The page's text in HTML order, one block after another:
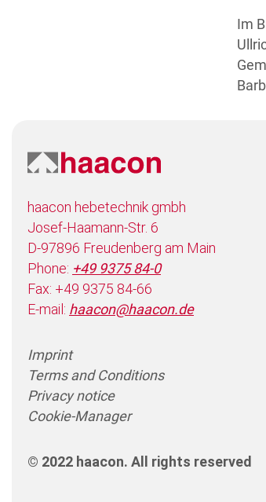
Im
haacon hebetechnik gmbh
Josef-Haamann-Str. 6
D-97896 Freudenberg am Main
Phone: +49 9375 84-0
Fax: +49 9375 84-66
E-mail: haacon@haacon.de
© 2022 haacon. All rights reserved
Imprint
Terms and Conditions
Privacy notice
Cookie-Manager